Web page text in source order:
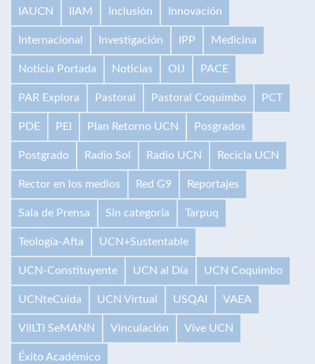
IAUCN IIAM Inclusión Innovación
Internacional Investigación IPP Medicina
Noticia Portada Noticias OIJ PACE
PAR Explora Pastoral Pastoral Coquimbo PCT
PDE PEI Plan Retorno UCN Posgrados
Postgrado Radio Sol Radio UCN Recicla UCN
Rector en los medios Red G9 Reportajes
Sala de Prensa Sin categoría Tarpuq
Teología-Afta UCN+Sustentable
UCN-Constituyente UCN al Día UCN Coquimbo
UCNteCuida UCN Virtual USQAI VAEA
VilLTI SeMANN Vinculación Vive UCN
Éxito Académico